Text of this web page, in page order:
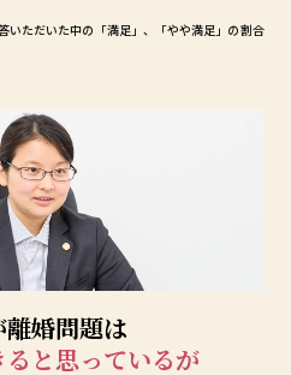
ただいた中の「満足」、「やや満足」の割合
離婚問題は
と思っているが